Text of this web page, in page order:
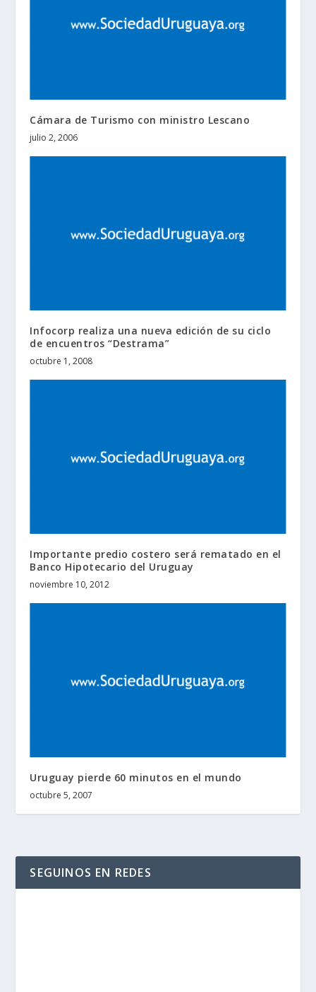
Cámara de Turismo con ministro Lescano
julio 2, 2006
Infocorp realiza una nueva edición de su ciclo
de encuentros “Destrama”
octubre 1, 2008
Importante predio costero será rematado en el
Banco Hipotecario del Uruguay
noviembre 10, 2012
Uruguay pierde 60 minutos en el mundo
octubre 5, 2007
SEGUINOS EN REDES